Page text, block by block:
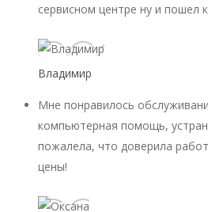
сервисном центре ну и пошел
Владимир
Мне понравилось
компьютерная помощь,
пожалела, что доверила
цены!